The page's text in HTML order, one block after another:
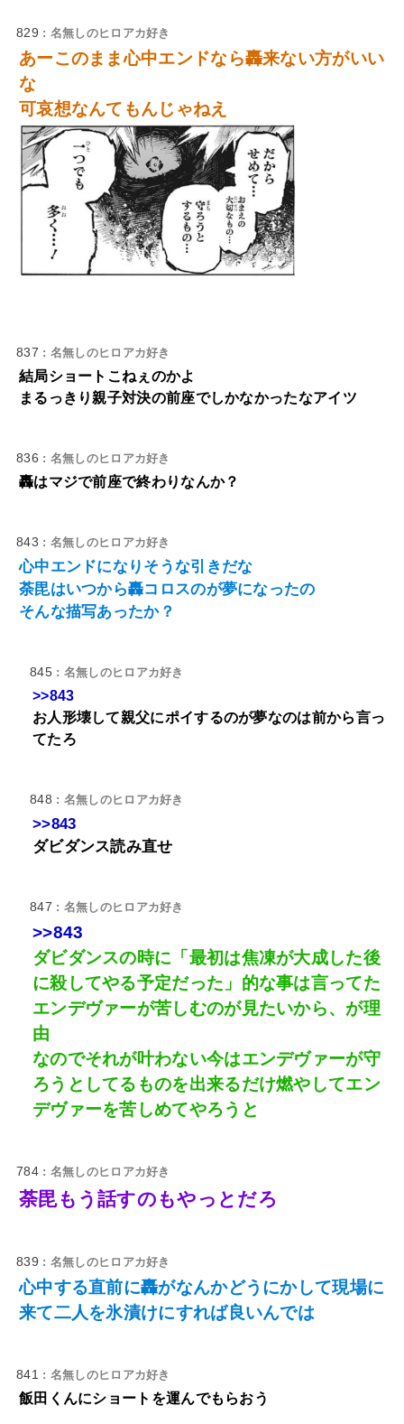
829 : 名無しのヒロアカ好き
あーこのまま心中エンドなら轟来ない方がいい
な
可哀想なんてもんじゃねえ
837 : 名無しのヒロアカ好き
結局ショートこねぇのかよ
まるっきり親子対決の前座でしかなかったなアイツ
836 : 名無しのヒロアカ好き
轟はマジで前座で終わりなんか？
843 : 名無しのヒロアカ好き
心中エンドになりそうな引きだな
荼毘はいつから轟コロスのが夢になったの
そんな描写あったか？
845 : 名無しのヒロアカ好き
>>843
お人形壊して親父にポイするのが夢なのは前から言っ
てたろ
848 : 名無しのヒロアカ好き
>>843
ダビダンス読み直せ
847 : 名無しのヒロアカ好き
>>843
ダビダンスの時に「最初は焦凍が大成した後
に殺してやる予定だった」的な事は言ってた
エンデヴァーが苦しむのが見たいから、が理
由
なのでそれが叶わない今はエンデヴァーが守
ろうとしてるものを出来るだけ燃やしてエン
デヴァーを苦しめてやろうと
784 : 名無しのヒロアカ好き
荼毘もう話すのもやっとだろ
839 : 名無しのヒロアカ好き
心中する直前に轟がなんかどうにかして現場に
来て二人を氷漬けにすれば良いんでは
841 : 名無しのヒロアカ好き
飯田くんにショートを運んでもらおう